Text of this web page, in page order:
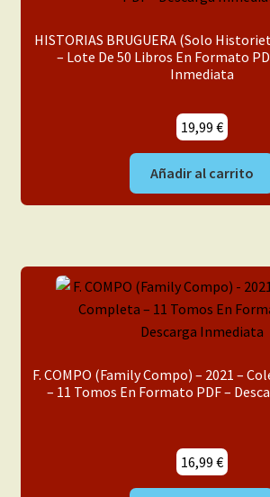
HISTORIAS BRUGUERA (Solo
– Lote De 50 Libros En Formato
Inmediata
19,99 €
Añadir al carrito
F. COMPO (Family Compo) – 2021 –
– 11 Tomos En Formato PDF –
16,99 €